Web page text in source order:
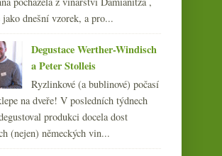
(238)
(240)
(240)
(250)
(251)
(254)
(249)
(254)
(252)
jako dnešní vzorek, a pro...
Degustace Werther-Windisch
a Peter Stolleis
Ryzlinkové (a bublinové) počasí
na dveře! V posledních týdnech
produkci docela dost
(nejen) německých vin...